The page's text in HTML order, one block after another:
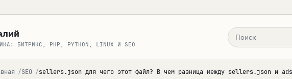
БИТРИКС, PHP, PYTHON, LINUX И SEO Поиск по сайту
SEO sellers.json для чего этот файл? В чем разница между sellers.json и